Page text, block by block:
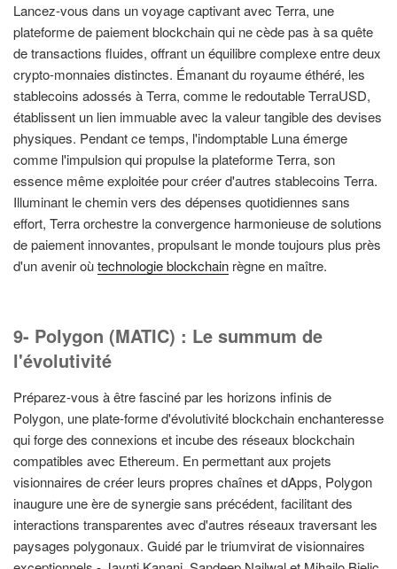
Lancez-vous dans un voyage captivant avec Terra, une
plateforme de paiement blockchain qui ne cède pas à sa quête
de transactions fluides, offrant un équilibre complexe entre deux
crypto-monnaies distinctes. Émanant du royaume éthéré, les
stablecoins adossés à Terra, comme le redoutable TerraUSD,
établissent un lien immuable avec la valeur tangible des devises
physiques. Pendant ce temps, l'indomptable Luna émerge
comme l'impulsion qui propulse la plateforme Terra, son
essence même exploitée pour créer d'autres stablecoins Terra.
Illuminant le chemin vers des dépenses quotidiennes sans
effort, Terra orchestre la convergence harmonieuse de solutions
de paiement innovantes, propulsant le monde toujours plus près
d'un avenir oùtechnologie blockchain règne en maître.
9- Polygon (MATIC) : Le summum de
l'évolutivité
Préparez-vous à être fasciné par les horizons infinis de
Polygon, une plate-forme d'évolutivité blockchain enchanteresse
qui forge des connexions et incube des réseaux blockchain
compatibles avec Ethereum. En permettant aux projets
visionnaires de créer leurs propres chaînes et dApps, Polygon
inaugure une ère de synergie sans précédent, facilitant des
interactions transparentes avec d'autres réseaux traversant les
paysages polygonaux. Guidé par le triumvirat de visionnaires